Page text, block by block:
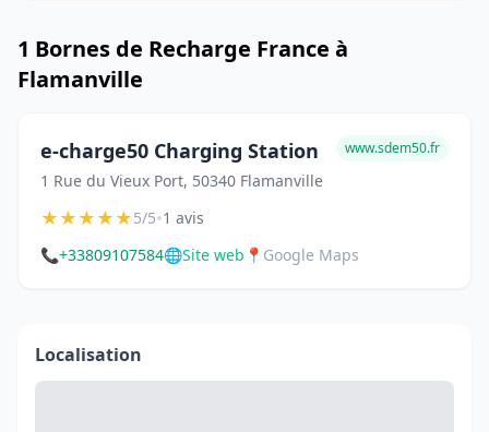
1 Bornes de Recharge France à
Flamanville
e-charge50 Charging Station
1 Rue du Vieux Port, 50340 Flamanville
www.sdem50.fr
★★★★★5/5•1 avis
📞+33809107584🌐Site web 📍 Google Maps
Localisation